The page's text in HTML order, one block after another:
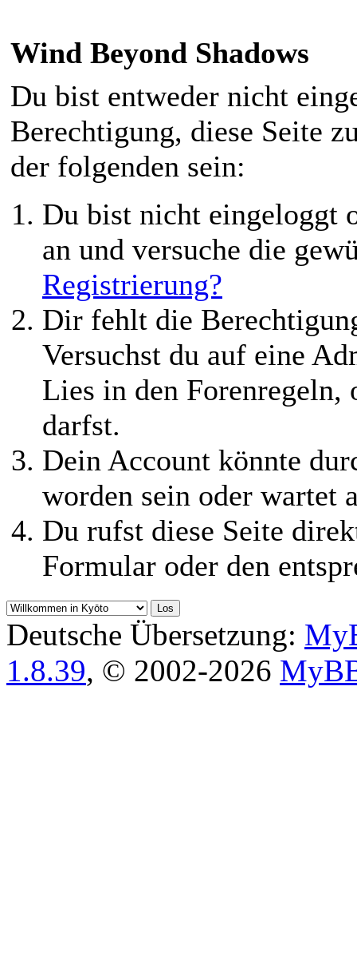
Wind Beyond Shadows
Du bist entweder nicht
Berechtigung, diese Seite
der folgenden sein:
Du bist nicht eingeloggt
an und versuche die
Registrierung?
Dir fehlt die
Versuchst du auf eine
Lies in den Forenregeln,
darfst.
Dein Account könnte
worden sein oder wartet
Du rufst diese Seite
Formular oder den
Deutsche Übersetzung:
1.8.39, © 2002-2026